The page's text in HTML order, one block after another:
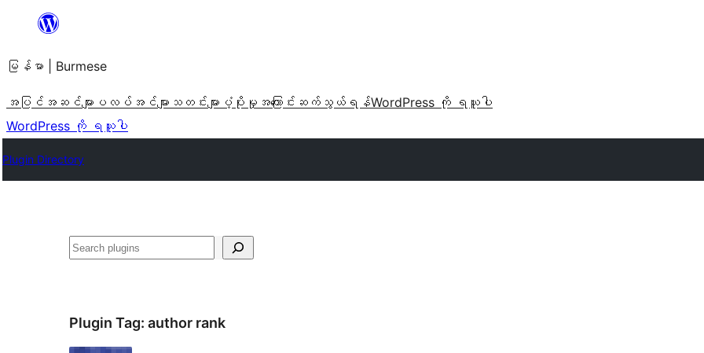
အကြောင်းအရာ
ကျော်သွား
ရန်
မြန်မာ | Burmese
အပြင်အဆင်များ ပလပ်အင်များ သတင်းများ ပံ့ပိုးမှု အကြောင်း ဆက်သွယ်ရန်WordPress ကို ရယူပါ
WordPress ကို ရယူပါ
Plugin Directory
ရှာ
Plugin Tag: author rank